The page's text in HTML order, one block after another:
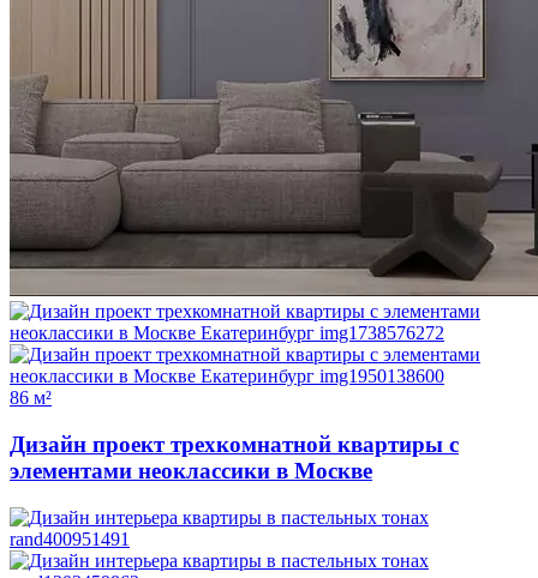
86 м²
Дизайн проект трехкомнатной квартиры с
элементами неоклассики в Москве